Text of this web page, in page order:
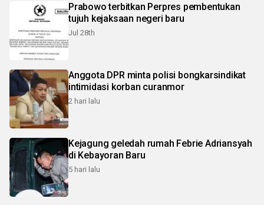
Prabowo terbitkan Perpres pembentukan
tujuh kejaksaan negeri baru
Jul 28th
Anggota DPR minta polisi bongkarsindikat
intimidasi korban curanmor
2 hari lalu
Kejagung geledah rumah Febrie Adriansyah
di Kebayoran Baru
5 hari lalu